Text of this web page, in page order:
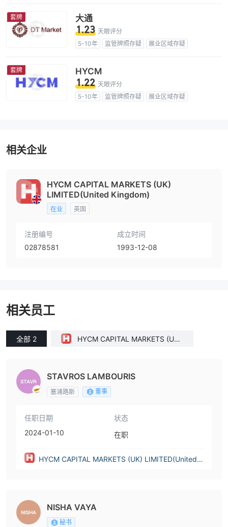
套牌
大通
1.23 天眼评分
5-10年
监管牌照存疑
展业区域存疑
冒充英国监管
套牌 HYCM
1.22 天眼评分
5-10年
监管牌照存疑
展业区域存疑
相关企业
HYCM CAPITAL MARKETS (UK)
LIMITED(United Kingdom)
在业 英国
注册编号
02878581
成立时间
1993-12-08
相关员工
全部 2
HYCM CAPITAL MARKETS (UK)
STAVROS LAMBOURIS
塞浦路斯 董事
任职日期
2024-01-10
状态
在职
HYCM CAPITAL MARKETS (UK) LIMITED(United K
NISHA VAYA
秘书